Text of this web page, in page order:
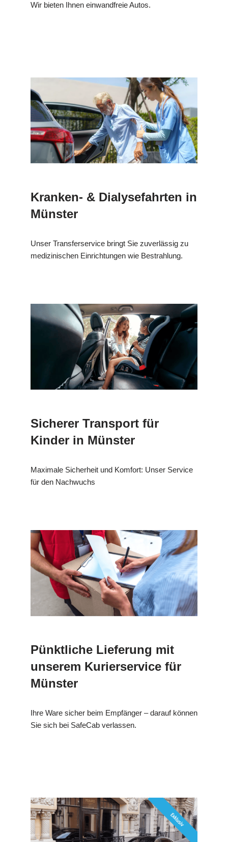
Wir bieten Ihnen einwandfreie Autos.
Kranken- & Dialysefahrten in
Münster
Unser Transferservice bringt Sie zuverlässig zu
medizinischen Einrichtungen wie Bestrahlung.
Sicherer Transport für
Kinder in Münster
Maximale Sicherheit und Komfort: Unser Service
für den Nachwuchs
Pünktliche Lieferung mit
unserem Kurierservice für
Münster
Ihre Ware sicher beim Empfänger – darauf können
Sie sich bei SafeCab verlassen.